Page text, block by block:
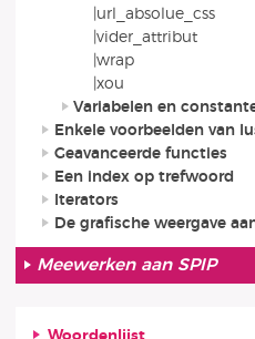
|url_absolue_css
|vider_attribut
|wrap
|xou
Variabelen en
Enkele voorbeelden van
Geavanceerde functies
Een index op trefwoord
Iterators
De grafische weergave
Meewerken aan SPIP
Woordenlijst